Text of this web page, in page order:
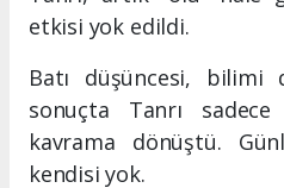
etkisi yok edildi.
Batı düşüncesi,
sonuçta Tanrı
kavrama dönüştü.
kendisi yok.